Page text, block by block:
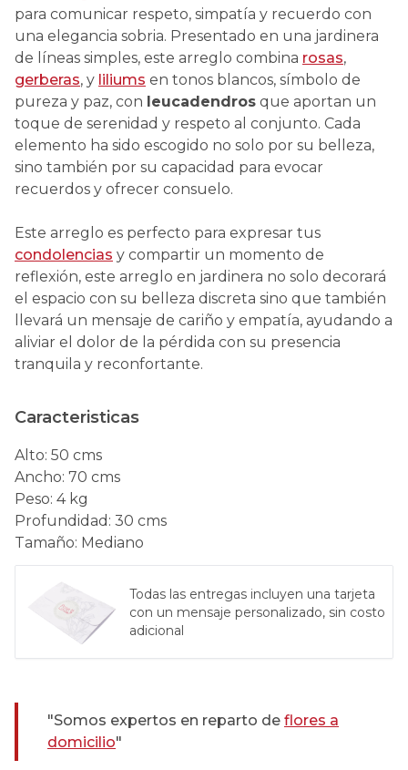
para comunicar respeto, simpatía y recuerdo con
una elegancia sobria. Presentado en una jardinera
de líneas simples, este arreglo combina rosas,
gerberas, y liliums en tonos blancos, símbolo de
pureza y paz, con leucadendros que aportan un
toque de serenidad y respeto al conjunto. Cada
elemento ha sido escogido no solo por su belleza,
sino también por su capacidad para evocar
recuerdos y ofrecer consuelo.
Este arreglo es perfecto para expresar tus
condolencias y compartir un momento de
reflexión, este arreglo en jardinera no solo decorará
el espacio con su belleza discreta sino que también
llevará un mensaje de cariño y empatía, ayudando a
aliviar el dolor de la pérdida con su presencia
tranquila y reconfortante.
Caracteristicas
Alto: 50 cms
Ancho: 70 cms
Peso: 4 kg
Profundidad : 30 cms
Tamaño: Mediano
Todas las entregas incluyen una tarjeta
con un mensaje personalizado, sin costo
adicional
"Somos expertos en reparto de flores a
domicilio"